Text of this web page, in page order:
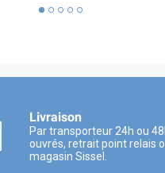
Livraison
Par transporteur 24h ou
ouvrés, retrait point relais
magasin Sissel.